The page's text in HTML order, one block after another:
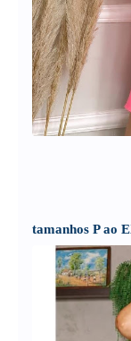
Você
tamanhos P ao